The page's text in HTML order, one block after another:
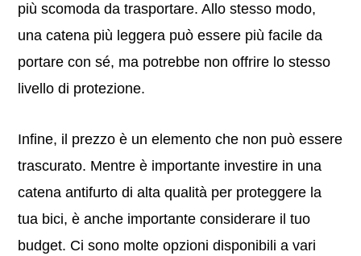
più scomoda da trasportare. Allo stesso modo,
una catena più leggera può essere più facile da
portare con sé, ma potrebbe non offrire lo stesso
livello di protezione.
Infine, il prezzo è un elemento che non può essere
trascurato. Mentre è importante investire in una
catena antifurto di alta qualità per proteggere la
tua bici, è anche importante considerare il tuo
budget. Ci sono molte opzioni disponibili a vari